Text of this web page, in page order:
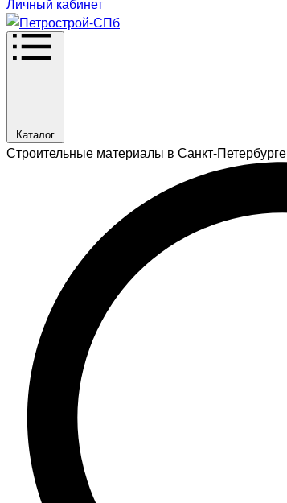
Каталог
Строительные материалы в Санкт-Петербурге